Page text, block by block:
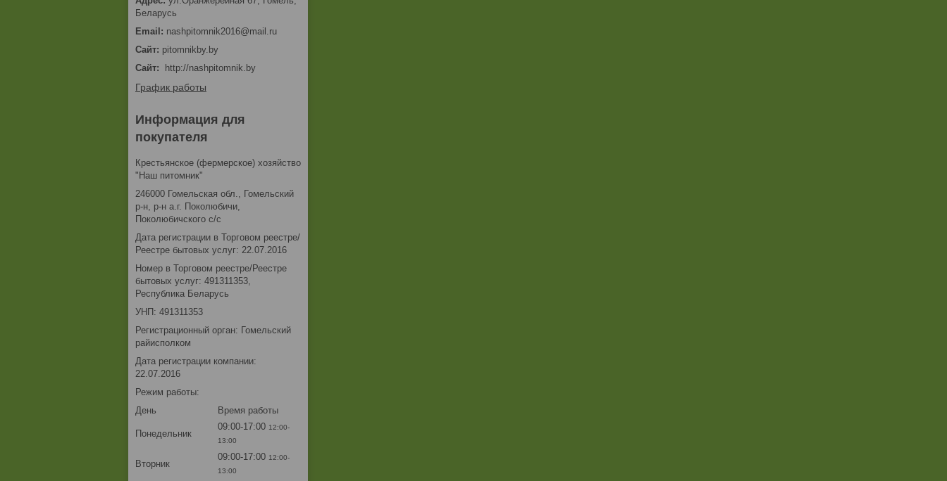
Беларусь
nashpitomnik2016@mail.ru
pitomnikby.by
Сайт
http://nashpitomnik.by
График работы
Информация для
покупателя
Крестьянское (фермерское) хозяйство
"Наш питомник"
246000 Гомельская обл., Гомельский
р-н, р-н а.г. Поколюбичи,
Поколюбичского с/с
Дата регистрации в Торговом реестре/
Реестре бытовых услуг: 22.07.2016
Номер в Торговом реестре/Реестре
бытовых услуг: 491311353,
Республика Беларусь
УНП: 491311353
Регистрационный орган: Гомельский
райисполком
Дата регистрации компании:
22.07.2016
Режим работы:
День
Время работы
Понедельник
09:00-17:00 12:00-
13:00
Вторник
09:00-17:00 12:00-
13:00